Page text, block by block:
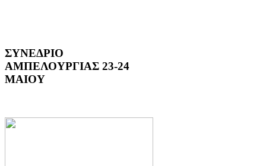
ΣΥΝΕΔΡΙΟ
ΑΜΠΕΛΟΥΡΓΙΑΣ 23-24
ΜΑΙΟΥ